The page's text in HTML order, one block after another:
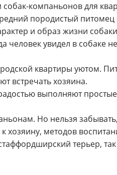
компаньонов для
породистый питомец
и образ жизни
человек увидел в собаке
квартиры уютом.
встречать хозяина.
выполняют
Но нельзя
хозяину, методов
терьер,